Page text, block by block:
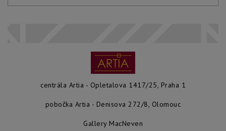
centrála Artia - Opletalova 1417/25, Praha 1
pobočka Artia - Denisova 272/8, Olomouc
Gallery MacNeven